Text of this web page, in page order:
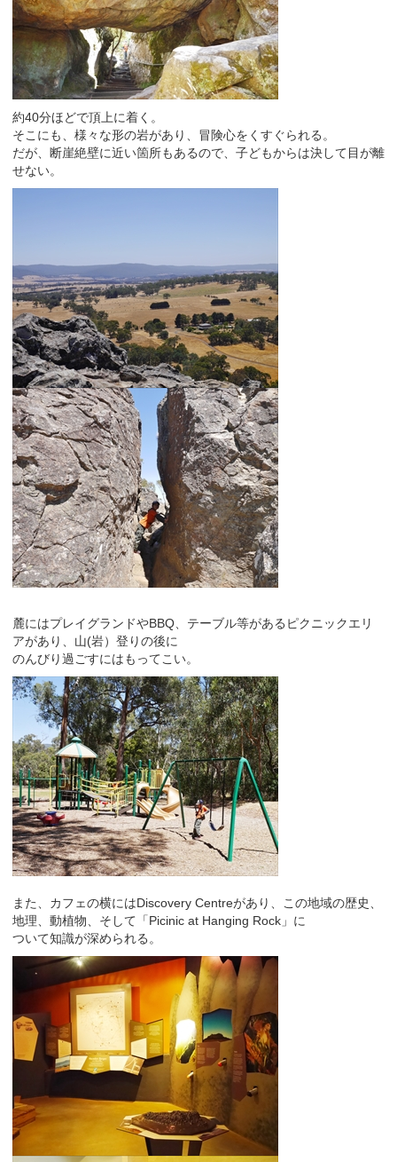
約40分ほどで頂上に着く。
そこにも、様々な形の岩があり、冒険心をくすぐられる。
だが、断崖絶壁に近い箇所もあるので、子どもからは決して目が離
せない。
麓にはプレイグランドやBBQ、テーブル等があるピクニックエリ
アがあり、山(岩）登りの後に
のんびり過ごすにはもってこい。
また、カフェの横にはDiscovery Centreがあり、この地域の歴史、
地理、動植物、そして「Picinic at Hanging Rock」に
ついて知識が深められる。